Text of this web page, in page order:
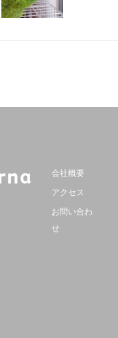
会社概要
アクセス
お問い合わ
せ